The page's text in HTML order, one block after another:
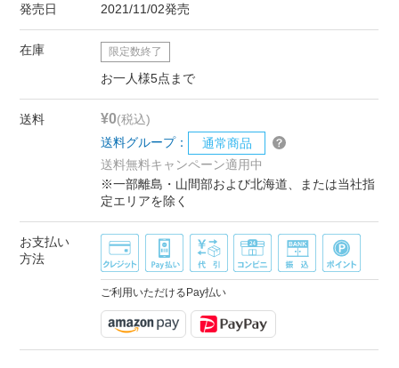
発売日 2021/11/02発売
在庫 限定数終了
お一人様5点まで
送料 ¥0(税込)
送料グループ：
通常商品
送料無料キャンペーン適用中
※一部離島・山間部および北海道、または当社指
定エリアを除く
お支払い
方法
ご利用いただけるPay払い